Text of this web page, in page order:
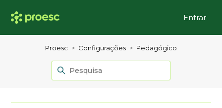
Entrar
Proesc Configurações Pedagógico